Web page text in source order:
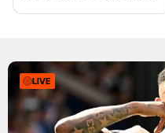
LIVE